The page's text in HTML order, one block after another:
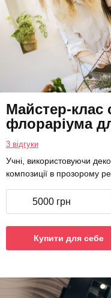
Майстер-клас
флораріума
3 відгуки
Учні, використовуючи
композиції в прозорому
5000 грн
Купити для себе